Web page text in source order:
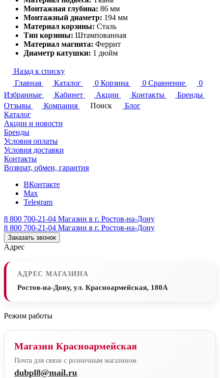
Монтажная глубина: 86 мм
Монтажный диаметр: 194 мм
Материал корзины: Сталь
Тип корзины: Штампованная
Материал магнита: Феррит
Диаметр катушки: 1 дюйм
Назад к списку
Главная
Каталог 0 Корзина 0 Сравнение
0
Избранные
Кабинет Акции Контакты
Бренды
Отзывы
Компания Поиск
Блог
Каталог
Акции и новости
Бренды
Условия оплаты
Условия доставки
Контакты
Возврат, обмен, гарантия
ВКонтакте
Max
Telegram
8 800 700-21-04 Магазин в г. Ростов-на-Дону
8 800 700-21-04 Магазин в г. Ростов-на-Дону
Заказать звонок
Адрес
АДРЕС МАГАЗИНА
Ростов-на-Дону, ул. Красноармейская, 180А
Режим работы
Магазин Красноармейская
Почта для связи с розничным магазином
dubpl8@mail.ru